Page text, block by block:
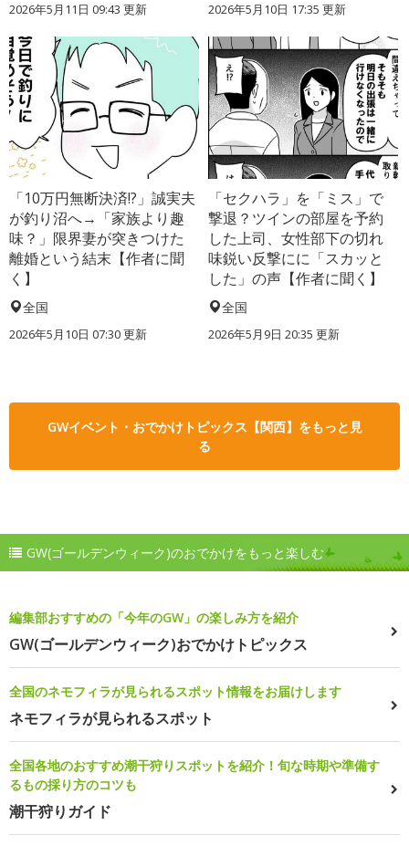
2026年5月11日 09:43 更新 2026年5月10日 17:35 更新
「10万円無断決済!?」誠実夫
が釣り沼へ→「家族より趣
味？」限界妻が突きつけた
離婚という結末【作者に聞
く】
全国
2026年5月10日 07:30 更新
「セクハラ」を「ミス」で
撃退？ツインの部屋を予約
した上司、女性部下の切れ
味鋭い反撃にに「スカッと
した」の声【作者に聞く】
全国
2026年5月9日 20:35 更新
GWイベント・おでかけトピックス【関西】をもっと見
る
GW(ゴールデンウィーク)のおでかけをもっと楽しむ
編集部おすすめの「今年のGW」の楽しみ方を紹介
GW(ゴールデンウィーク)おでかけトピックス
全国のネモフィラが見られるスポット情報をお届けします
ネモフィラが見られるスポット
全国各地のおすすめ潮干狩りスポットを紹介！旬な時期や準備す
るもの採り方のコツも
潮干狩りガイド